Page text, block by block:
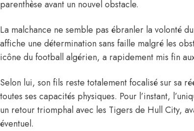
parenthèse avant un nouvel obstacle.
La malchance ne semble pas ébranler la volonté
affiche une détermination sans faille malgré les
icône du football algérien, a rapidement mis fin
Selon lui, son fils reste totalement focalisé sur sa
toutes ses capacités physiques. Pour l’instant,
un retour triomphal avec les Tigers de Hull City,
éventuel.